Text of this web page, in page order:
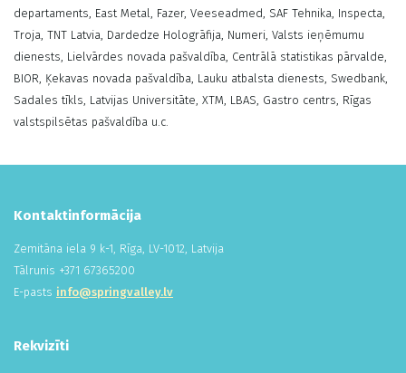
departaments, East Metal, Fazer, Veeseadmed, SAF Tehnika, Inspecta,
Troja, TNT Latvia, Dardedze Hologrāfija, Numeri, Valsts ieņēmumu
dienests, Lielvārdes novada pašvaldība, Centrālā statistikas pārvalde,
BIOR, Ķekavas novada pašvaldība, Lauku atbalsta dienests, Swedbank,
Sadales tīkls, Latvijas Universitāte, XTM, LBAS, Gastro centrs, Rīgas
valstspilsētas pašvaldība u.c.
Kontaktinformācija
Zemitāna iela 9 k-1, Rīga, LV-1012, Latvija
Tālrunis +371 67365200
E-pasts info@springvalley.lv
Rekvizīti